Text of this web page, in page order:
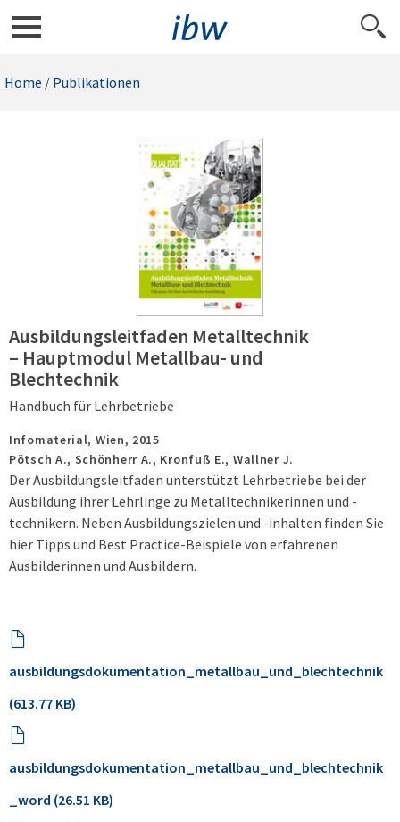
Home / Publikationen
Ausbildungsleitfaden Metalltechnik
– Hauptmodul Metallbau- und
Blechtechnik
Handbuch für Lehrbetriebe
Infomaterial, Wien, 2015
Pötsch A., Schönherr A., Kronfuß E., Wallner J.
Der Ausbildungsleitfaden unterstützt Lehrbetriebe bei der
Ausbildung ihrer Lehrlinge zu Metalltechnikerinnen und -
technikern. Neben Ausbildungszielen und -inhalten finden Sie
hier Tipps und Best Practice-Beispiele von erfahrenen
Ausbilderinnen und Ausbildern.
ausbildungsdokumentation_metallbau_und_blechtechnik
(613.77 KB)
ausbildungsdokumentation_metallbau_und_blechtechnik
_word (26.51 KB)